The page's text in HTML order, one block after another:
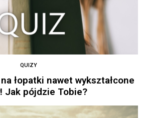
QUIZY
łopatki nawet wykształcone
Jak pójdzie Tobie?